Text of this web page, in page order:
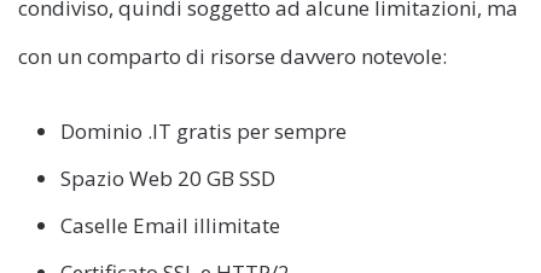
condiviso, quindi soggetto ad alcune limitazioni, ma
con un comparto di risorse davvero notevole:
Dominio .IT gratis per sempre
Spazio Web 20 GB SSD
Caselle Email illimitate